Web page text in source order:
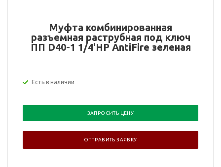
Муфта комбинированная
разъемная раструбная под ключ
ПП D40-1 1/4'НР AntiFire зеленая
Есть в наличии
ЗАПРОСИТЬ ЦЕНУ
ОТПРАВИТЬ ЗАЯВКУ